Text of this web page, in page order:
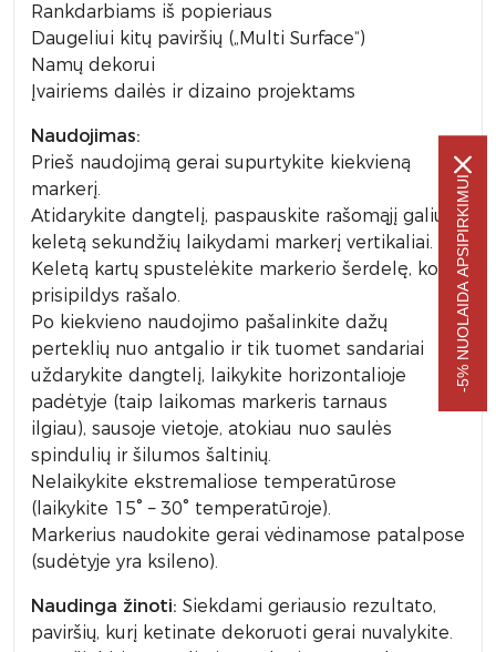
Rankdarbiams iš popieriaus
Daugeliui kitų paviršių („Multi Surface“)
Namų dekorui
Įvairiems dailės ir dizaino projektams
Naudojimas:
Prieš naudojimą gerai supurtykite kiekvieną
markerį.
Atidarykite dangtelį, paspauskite rašomąjį galiuką
keletą sekundžių laikydami markerį vertikaliai.
Keletą kartų spustelėkite markerio šerdelę, kol ji
prisipildys rašalo.
Po kiekvieno naudojimo pašalinkite dažų
perteklių nuo antgalio ir tik tuomet sandariai
uždarykite dangtelį, laikykite horizontalioje
padėtyje (taip laikomas markeris tarnaus
ilgiau), sausoje vietoje, atokiau nuo saulės
spindulių ir šilumos šaltinių.
Nelaikykite ekstremaliose temperatūrose
(laikykite 15° – 30° temperatūroje).
Markerius naudokite gerai vėdinamose patalpose
(sudėtyje yra ksileno).
Naudinga žinoti: Siekdami geriausio rezultato,
paviršių, kurį ketinate dekoruoti gerai nuvalykite.
-5% NUOLAIDA APSIPIRKIMUI